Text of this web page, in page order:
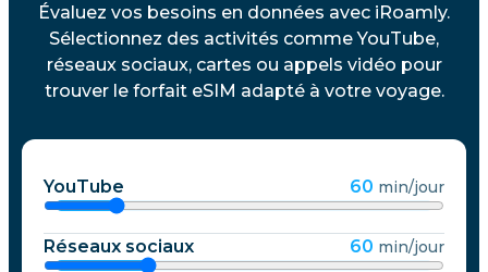
Évaluez vos besoins en données avec iRoamly.
Sélectionnez des activités comme YouTube,
réseaux sociaux, cartes ou appels vidéo pour
trouver le forfait eSIM adapté à votre voyage.
YouTube 60 min/jour
Réseaux sociaux 60 min/jour